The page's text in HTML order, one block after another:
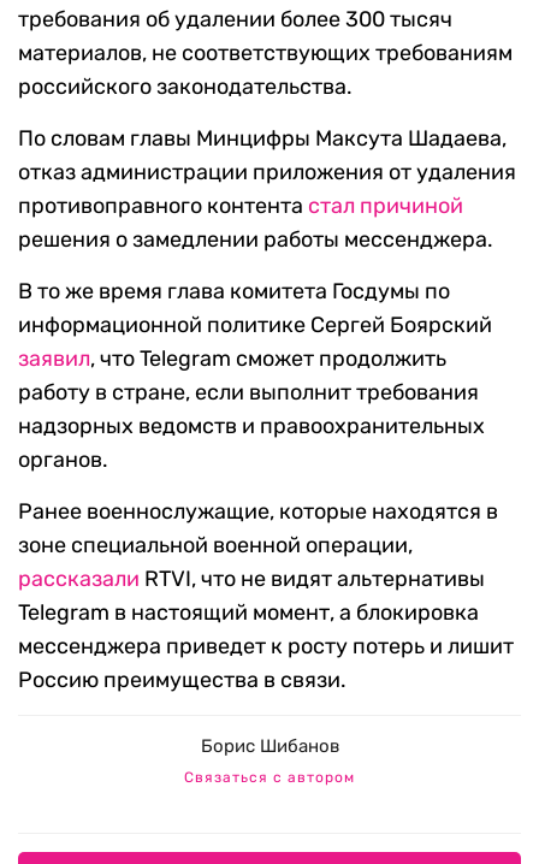
требования об удалении более 300 тысяч
материалов, не соответствующих требованиям
российского законодательства.
По словам главы Минцифры Максута Шадаева,
отказ администрации приложения от удаления
противоправного контента стал причиной
решения о замедлении работы мессенджера.
В то же время глава комитета Госдумы по
информационной политике Сергей Боярский
заявил, что Telegram сможет продолжить
работу в стране, если выполнит требования
надзорных ведомств и правоохранительных
органов.
Ранее военнослужащие, которые находятся в
зоне специальной военной операции,
рассказали RTVI, что не видят альтернативы
Telegram в настоящий момент, а блокировка
мессенджера приведет к росту потерь и лишит
Россию преимущества в связи.
Борис Шибанов
Связаться с автором